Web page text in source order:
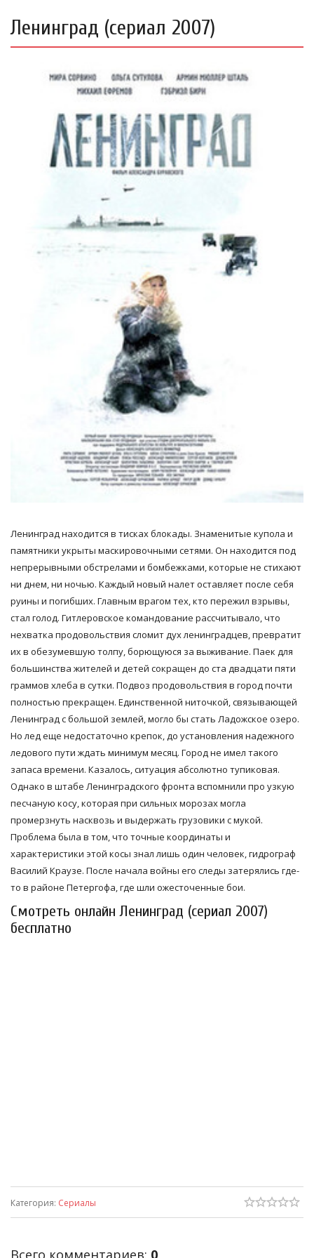
Ленинград (сериал 2007)
Ленинград находится в тисках блокады. Знаменитые купола и
памятники укрыты маскировочными сетями. Он находится под
непрерывными обстрелами и бомбежками, которые не стихают
ни днем, ни ночью. Каждый новый налет оставляет после себя
руины и погибших. Главным врагом тех, кто пережил взрывы,
стал голод. Гитлеровское командование рассчитывало, что
нехватка продовольствия сломит дух ленинградцев, превратит
их в обезумевшую толпу, борющуюся за выживание. Паек для
большинства жителей и детей сокращен до ста двадцати пяти
граммов хлеба в сутки. Подвоз продовольствия в город почти
полностью прекращен. Единственной ниточкой, связывающей
Ленинград с большой землей, могло бы стать Ладожское озеро.
Но лед еще недостаточно крепок, до установления надежного
ледового пути ждать минимум месяц. Город не имел такого
запаса времени. Казалось, ситуация абсолютно тупиковая.
Однако в штабе Ленинградского фронта вспомнили про узкую
песчаную косу, которая при сильных морозах могла
промерзнуть насквозь и выдержать грузовики с мукой.
Проблема была в том, что точные координаты и
характеристики этой косы знал лишь один человек, гидрограф
Василий Краузе. После начала войны его следы затерялись где-
то в районе Петергофа, где шли ожесточенные бои.
Смотреть онлайн Ленинград (сериал 2007)
бесплатно
Категория: Сериалы
Всего комментариев: 0